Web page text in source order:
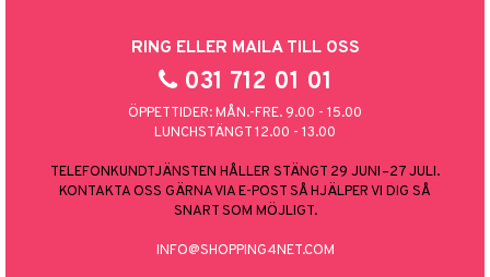
RING ELLER MAILA TILL OSS
031 712 01 01
ÖPPETTIDER: MÅN.-FRE. 9.00 - 15.00
LUNCHSTÄNGT 12.00 - 13.00
TELEFONKUNDTJÄNSTEN HÅLLER STÄNGT 29 JUNI–27 JULI.
KONTAKTA OSS GÄRNA VIA E-POST SÅ HJÄLPER VI DIG SÅ
SNART SOM MÖJLIGT.
INFO@SHOPPING4NET.COM